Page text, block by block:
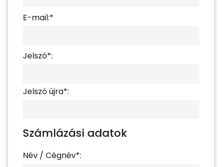
E-mail:*
Jelszó*:
Jelszó újra*:
Számlázási adatok
Név / Cégnév*: